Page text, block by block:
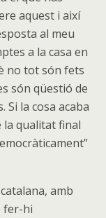
aquest i així
al meu
a la casa en
no tot són fets
són qüestió de
Si la cosa acaba
la qualitat final
amb
fer-hi